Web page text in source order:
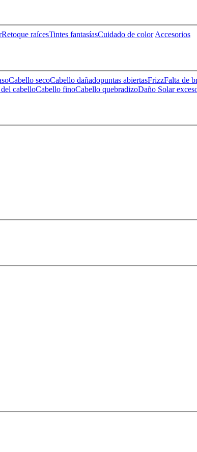
Retoque raícesTintes fantasíasCuidado de color Accesorios
Cabello secoCabello dañadopuntas abiertasFrizzFalta de
cabelloCabello finoCabello quebradizoDaño Solar